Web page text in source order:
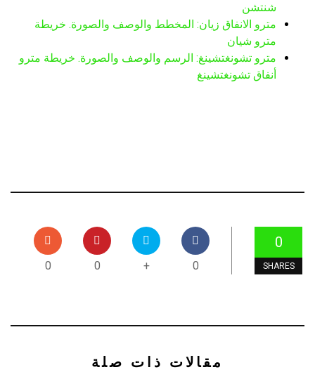
شنتشن
مترو الانفاق زيان: المخطط والوصف والصورة. خريطة
مترو شيان
مترو تشونغتشينغ: الرسم والوصف والصورة. خريطة مترو
أنفاق تشونغتشينغ
0
SHARES
0
+
0
0
مقالات ذات صلة